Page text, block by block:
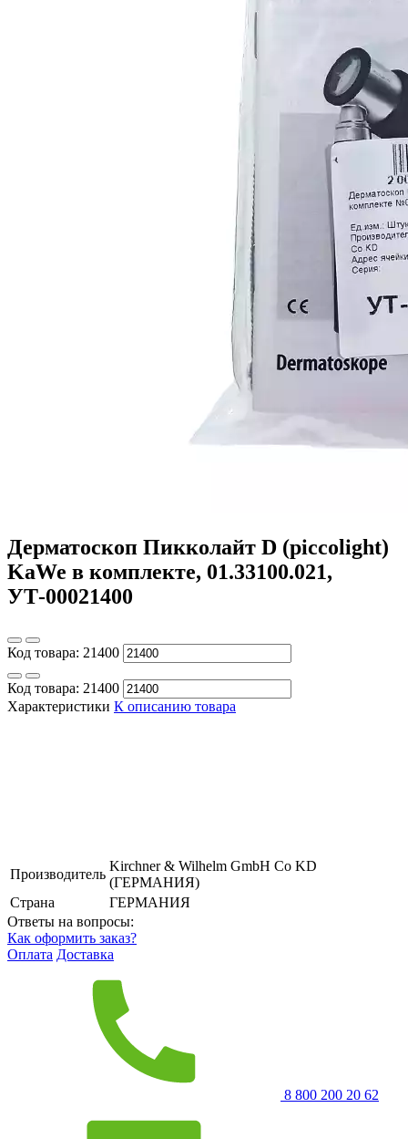
Дерматоскоп Пикколайт D (piccolight)
KaWe в комплекте, 01.33100.021,
УТ-00021400
Код товара: 21400
Код товара: 21400
Характеристики К описанию товара
Производитель
Kirchner & Wilhelm GmbH Co KD
(ГЕРМАНИЯ)
Страна
ГЕРМАНИЯ
Ответы на вопросы:
Как оформить заказ?
Оплата Доставка
8 800 200 20 62